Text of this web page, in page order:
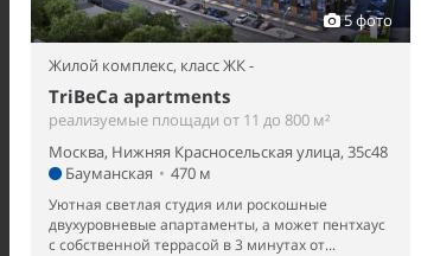
5 фото
Жилой комплекс, класс ЖК -
TriBeCa apartments
реализуемые площади от 11 до 800 м²
Москва, Нижняя Красносельская улица, 35с48
Бауманская • 470 м
Уютная светлая студия или роскошные
двухуровневые апартаменты, а может пентхаус
с собственной террасой в 3 минутах от...